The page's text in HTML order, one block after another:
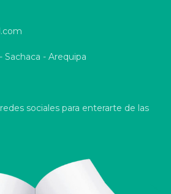
Sachaca - Arequipa
sociales para enterarte de las